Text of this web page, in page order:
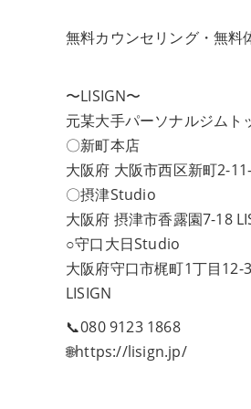
無料カウンセリング・無料
〜LISIGN〜
元某大手パーソナルジムト
〇新町本店
大阪府 大阪市西区新町2-
〇摂津Studio
大阪府 摂津市香露園7-18
○守口大日Studio
大阪府守口市梶町1丁目12-
LISIGN
📞080 9123 1868
🌐https://lisign.jp/